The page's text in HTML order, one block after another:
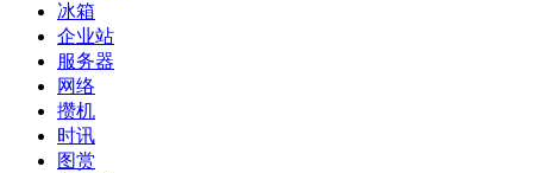
冰箱
企业站
服务器
网络
攒机
时讯
图赏